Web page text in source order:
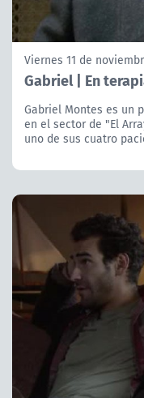
Viernes 11 de
Gabriel | En
Gabriel Montes es un
en el sector de "El
uno de sus cuatro